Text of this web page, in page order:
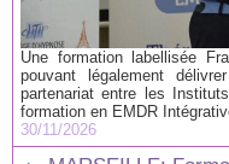
Une formation labellisée
pouvant légalement
partenariat entre les
formation en EMDR
30/11/2026